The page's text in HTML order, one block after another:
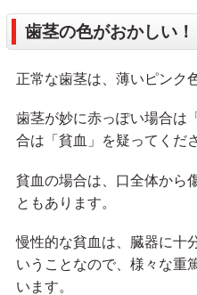
歯茎の色がおかしい！
正常な歯茎は、薄いピンク
歯茎が妙に赤っぽい場合は
合は「貧血」を疑ってくだ
貧血の場合は、口全体から
ともあります。
慢性的な貧血は、臓器に十
いうことなので、様々な重
います。